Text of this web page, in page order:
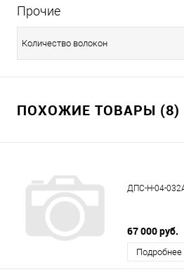
Прочие
Количество волокон
ПОХОЖИЕ ТОВАРЫ (8)
ДПС-Н-04-
67 000 руб.
Подробнее